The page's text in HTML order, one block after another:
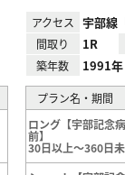
アクセス 宇部線
間取り 1R
築年数 1991
プラン名・期間
ロング【宇部記念
前】
30日以上～360日